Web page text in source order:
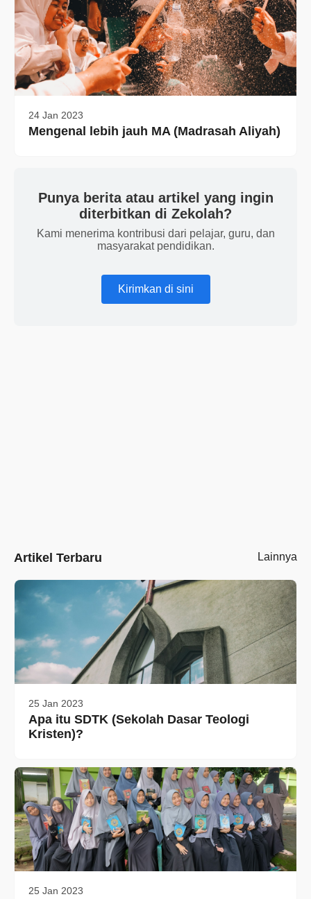
24 Jan 2023
Mengenal lebih jauh MA (Madrasah Aliyah)
Punya berita atau artikel yang ingin
diterbitkan di Zekolah?
Kami menerima kontribusi dari pelajar, guru, dan
masyarakat pendidikan.
Kirimkan di sini
Artikel Terbaru Lainnya
25 Jan 2023
Apa itu SDTK (Sekolah Dasar Teologi
Kristen)?
25 Jan 2023